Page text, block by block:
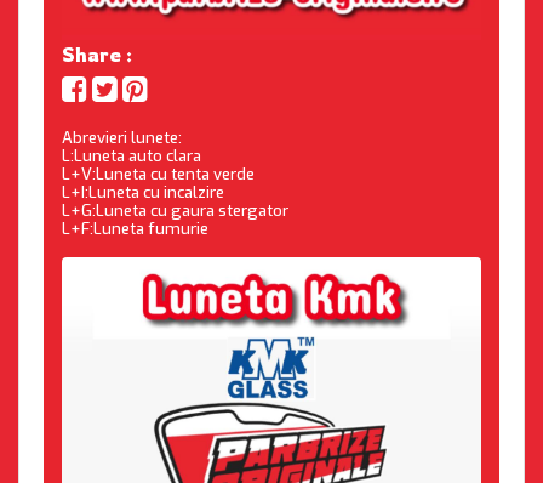
Share :
Abrevieri lunete:
L:Luneta auto clara
L+V:Luneta cu tenta verde
L+I:Luneta cu incalzire
L+G:Luneta cu gaura stergator
L+F:Luneta fumurie